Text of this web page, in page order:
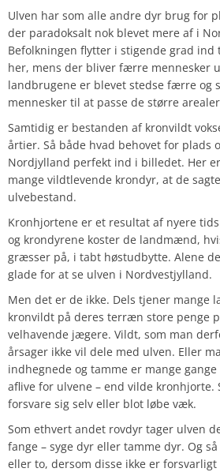
Ulven har som alle andre dyr brug for
der paradoksalt nok blevet mere af i
Befolkningen flytter i stigende grad ind
her, mens der bliver færre mennesker
landbrugene er blevet stedse færre og
mennesker til at passe de større
Samtidig er bestanden af kronvildt
årtier. Så både hvad behovet for plads
Nordjylland perfekt ind i billedet. Her
mange vildtlevende krondyr, at de
ulvebestand.
Kronhjortene er et resultat af nyere
og krondyrene koster de landmænd,
græsser på, i tabt høstudbytte. Alene
glade for at se ulven i Nordvestjylland.
Men det er de ikke. Dels tjener mange
kronvildt på deres terræn store penge
velhavende jægere. Vildt, som man
årsager ikke vil dele med ulven. Eller
indhegnede og tamme er mange
aflive for ulvene – end vilde
forsvare sig selv eller blot løbe væk.
Som ethvert andet rovdyr tager ulven
fange – syge dyr eller tamme dyr. Og
eller to, dersom disse ikke er